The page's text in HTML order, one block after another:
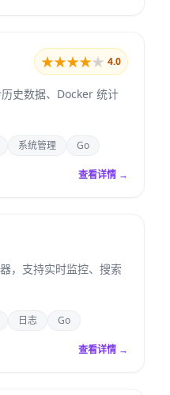
★★★★★ 4.0
史数据、Docker 统计
系统管理 Go
查看详情 →
，支持实时监控、搜索
日志 Go
查看详情 →